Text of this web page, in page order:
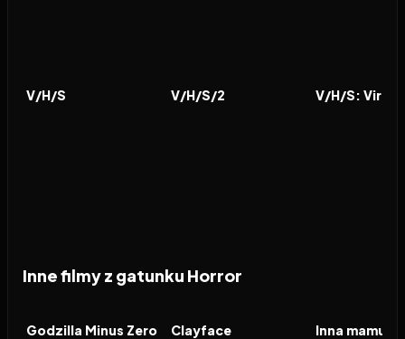
FILM
V/H/S FILM
V/H/S/2 FILM
V/H/S: Viral
Inne filmy z gatunku Horror
FILM
Godzilla Minus Zero FILM
Clayface FILM
Inna mamusia